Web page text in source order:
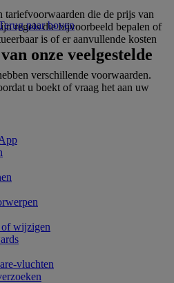
tariefvoorwaarden die de prijs van
regels die bijvoorbeeld bepalen of
is of er aanvullende kosten
verschillende voorwaarden.
u boekt of vraag het aan uw
naar boven
onze veelgestelde
of wijzigen
vluchten